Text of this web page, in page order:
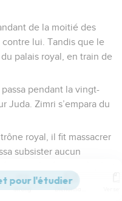
de la moitié des
lui. Tandis que le
palais royal, en train de
passa pendant la vingt-
Juda. Zimri s’empara du
royal, il fit massacrer
subsister aucun
Strong